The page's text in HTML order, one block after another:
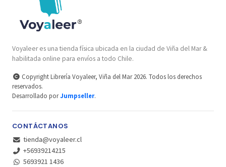
Voyaleer es una tienda física ubicada en la ciudad de Viña del Mar &
habilitada online para envíos a todo Chile.
Copyright Librería Voyaleer, Viña del Mar 2026. Todos los derechos
reservados.
Desarrollado porJumpseller.
CONTÁCTANOS
tienda@voyaleer.cl
+56939214215
5693921 1436